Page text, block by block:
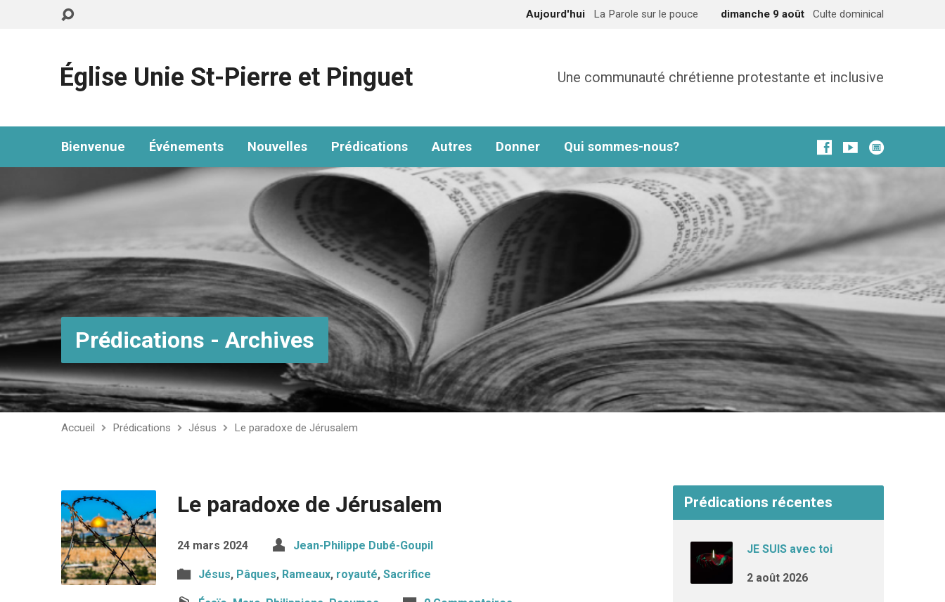
Aujourd'hui La Parole sur le pouce dimanche 9 août Culte dominical
Église Unie St-Pierre et Pinguet Une communauté chrétienne protestante et inclusive
Bienvenue Événements Nouvelles Prédications Autres Donner Qui sommes-nous?
Prédications - Archives
Accueil Prédications Jésus Le paradoxe de Jérusalem
Le paradoxe de Jérusalem
24 mars 2024 Jean-Philippe Dubé-Goupil
Jésus, Pâques, Rameaux, royauté, Sacrifice
Prédications récentes
JE SUIS avec toi
2 août 2026